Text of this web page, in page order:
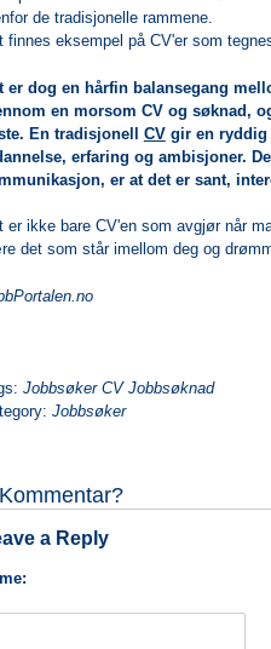
de tradisjonelle rammene.
finnes eksempel på CV'er som
er dog en hårfin balansegang
en morsom CV og søknad,
En tradisjonell CVgir en ryddig
erfaring og ambisjoner.
er at det er sant,
er ikke bare CV'en som avgjør når
det som står imellom deg og
Jobbsøker CV Jobbsøknad
Jobbsøker
Kommentar?
a Reply